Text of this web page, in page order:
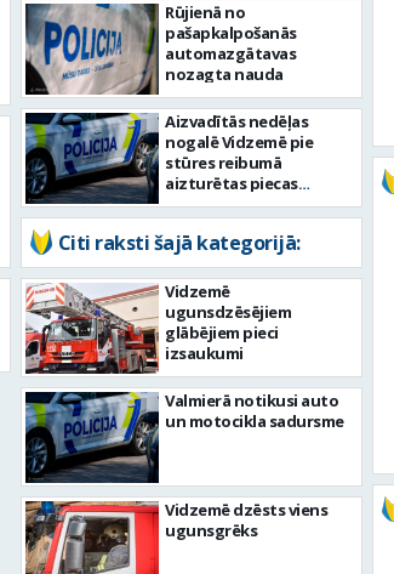
Rūjienā no
pašapkalpošanās
automazgātavas
nozagta nauda
Aizvadītās nedēļas
nogalē Vidzemē pie
stūres reibumā
aizturētas piecas
personas
Citi raksti šajā kategorijā:
Vidzemē
ugunsdzēsējiem
glābējiem pieci
izsaukumi
Valmierā notikusi auto
un motocikla sadursme
Vidzemē dzēsts viens
ugunsgrēks